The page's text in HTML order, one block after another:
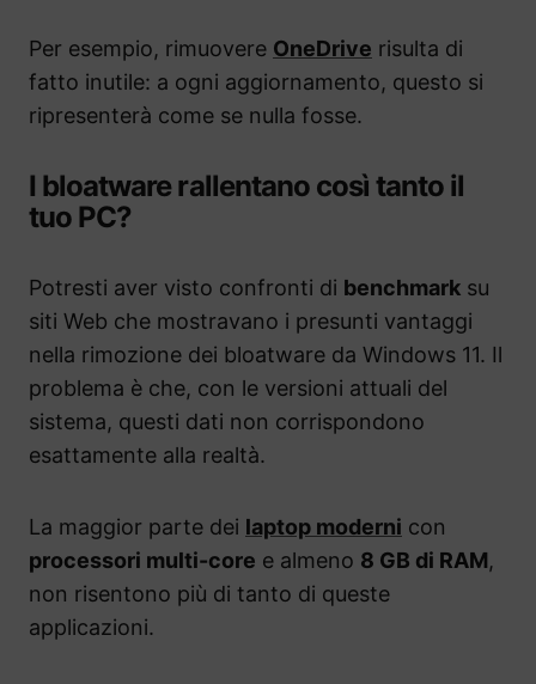
Per esempio, rimuovere OneDrive risulta di
fatto inutile: a ogni aggiornamento, questo si
ripresenterà come se nulla fosse.
I bloatware rallentano così tanto il
tuo PC?
Potresti aver visto confronti di benchmark su
siti Web che mostravano i presunti vantaggi
nella rimozione dei bloatware da Windows 11. Il
problema è che, con le versioni attuali del
sistema, questi dati non corrispondono
esattamente alla realtà.
La maggior parte dei laptop moderni con
processori multi-core e almeno 8 GB di RAM,
non risentono più di tanto di queste
applicazioni.